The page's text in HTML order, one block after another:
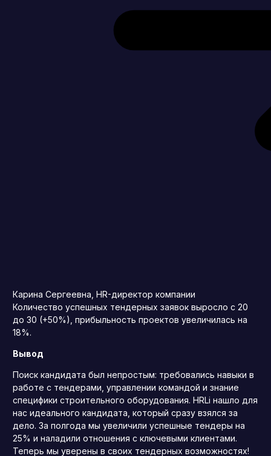
Карина Сергеевна, HR-директор компании
Количество успешных тендерных заявок выросло с 20
до 30 (+50%), прибыльность проектов увеличилась на
18%.
Вывод
Поиск кандидата был непростым: требовались навыки в
работе с тендерами, управлении командой и знание
специфики строительного оборудования. HRLi нашло для
нас идеального кандидата, который сразу взялся за
дело. За полгода мы увеличили успешные тендеры на
25% и наладили отношения с ключевыми клиентами.
Теперь мы уверены в своих тендерных возможностях!